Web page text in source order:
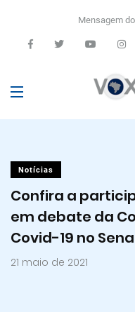
Mensagem
Notícias
Confira a
em debate da
Covid-19 no
21 maio de 2021